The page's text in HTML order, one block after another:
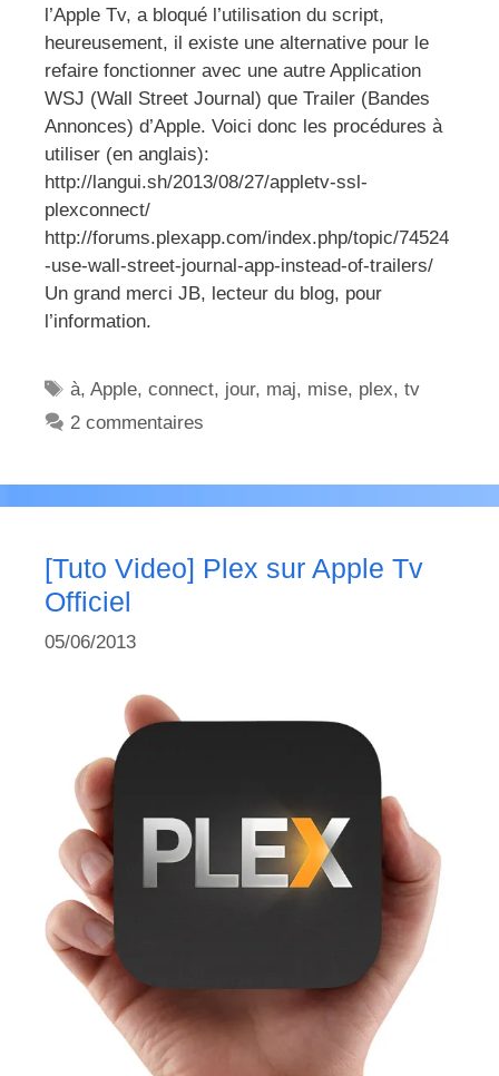
l’Apple Tv, a bloqué l’utilisation du script,
heureusement, il existe une alternative pour le
refaire fonctionner avec une autre Application
WSJ (Wall Street Journal) que Trailer (Bandes
Annonces) d’Apple. Voici donc les procédures à
utiliser (en anglais):
http://langui.sh/2013/08/27/appletv-ssl-
plexconnect/
http://forums.plexapp.com/index.php/topic/74524
-use-wall-street-journal-app-instead-of-trailers/
Un grand merci JB, lecteur du blog, pour
l’information.
Étiquettes
à,Apple,connect, jour, maj, mise, plex,tv
2 commentaires
[Tuto Video] Plex sur Apple Tv
Officiel
05/06/2013